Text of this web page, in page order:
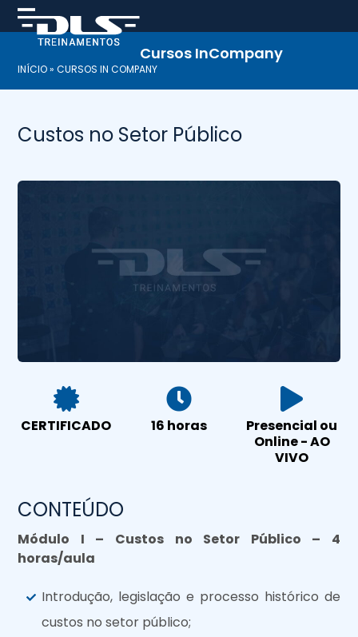
Skip
to
content
Cursos InCompany
INÍCIO»CURSOS IN COMPANY
Custos no Setor Público
CERTIFICADO 16 horas
Presencial ou
Online - AO
VIVO
CONTEÚDO
Módulo I – Custos no Setor Público – 4
horas/aula
Introdução, legislação e processo histórico de
custos no setor público;